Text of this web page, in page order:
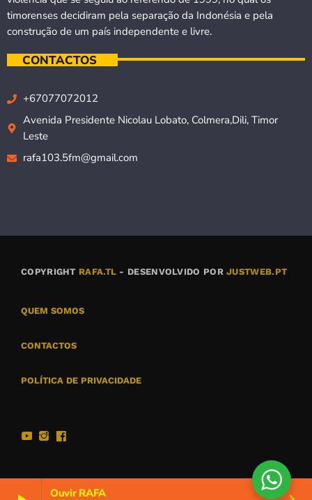
Ouvir RAFA
timorenses decidiram pela separação da Indonésia e pela
construção de um país independente e livre.
CONTACTOS
+67077072012
Avenida Presidente Nicolau Lobato, Colmera,Dili, Timor
Leste
rafa103.5fm@gmail.com
COPYRIGHT RAFA.TL - DESENVOLVIDO PORJUSTWEB.PT
QUEM SOMOS
CONTACTOS
POLÍTICA DE PRIVACIDADE